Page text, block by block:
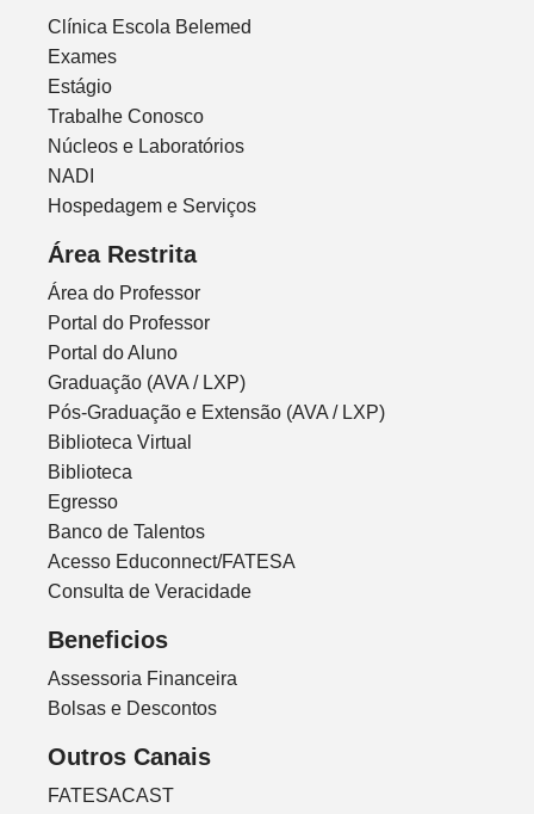
Clínica Escola Belemed
Exames
Estágio
Trabalhe Conosco
Núcleos e Laboratórios
NADI
Hospedagem e Serviços
Área Restrita
Área do Professor
Portal do Professor
Portal do Aluno
Graduação (AVA / LXP)
Pós-Graduação e Extensão (AVA / LXP)
Biblioteca Virtual
Biblioteca
Egresso
Banco de Talentos
Acesso Educonnect/FATESA
Consulta de Veracidade
Beneficios
Assessoria Financeira
Bolsas e Descontos
Outros Canais
FATESACAST